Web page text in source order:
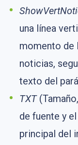
una línea
momento de
noticias,
texto del
TXT
de fuente y
principal del